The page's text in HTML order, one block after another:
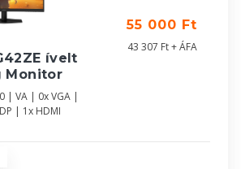
ívelt
Monitor
| VA | 0x VGA |
| 1x HDMI
55 000 Ft
43 307 Ft + ÁFA